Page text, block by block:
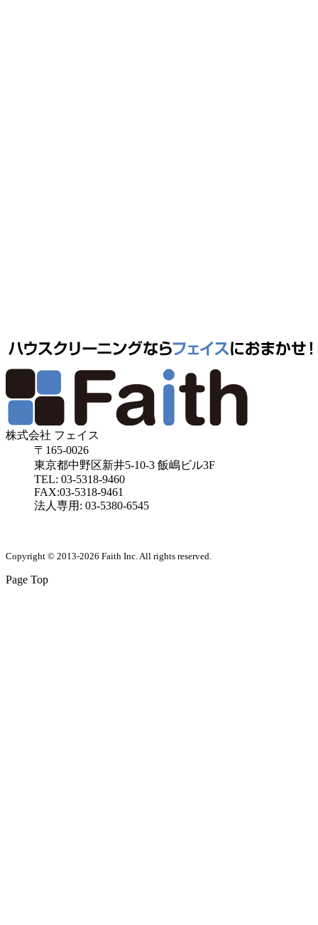
株式会社 フェイス
〒165-0026
東京都中野区新井5-10-3 飯嶋ビル3F
TEL: 03-5318-9460
FAX:03-5318-9461
法人専用: 03-5380-6545
Copyright © 2013-2026 Faith Inc. All rights reserved.
Page Top